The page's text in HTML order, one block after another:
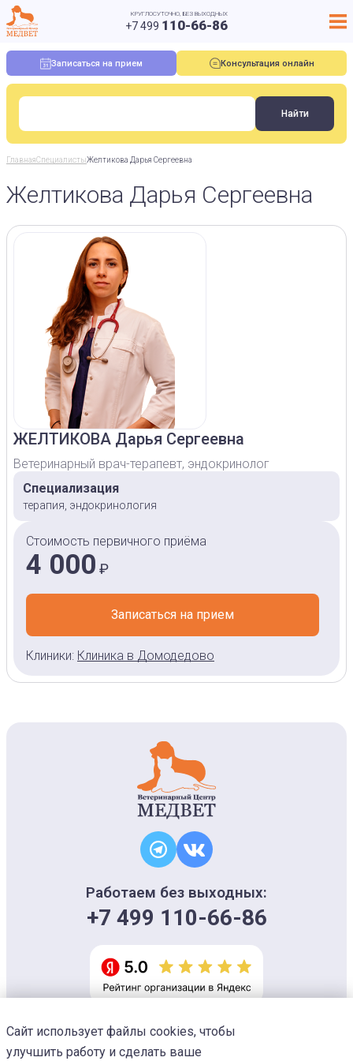
КРУГЛОСУТОЧНО, БЕЗ ВЫХОДНЫХ
+7 499 110-66-86
Записаться на прием Консультация онлайн
ГлавнаяСпециалистыЖелтикова Дарья Сергеевна
Желтикова Дарья Сергеевна
ЖЕЛТИКОВА Дарья Сергеевна
Ветеринарный врач-терапевт, эндокринолог
Специализация
терапия, эндокринология
Стоимость первичного приёма
4 000 ₽
Записаться на прием
Клиники: Клиника в Домодедово
Работаем без выходных:
+7 499 110-66-86
Информация на сайте носит ознакомительный характер и не является
офертой, не может использоваться для постановки диагноза и плана
лечения
Сайт использует файлы cookies, чтобы
улучшить работу и сделать ваше